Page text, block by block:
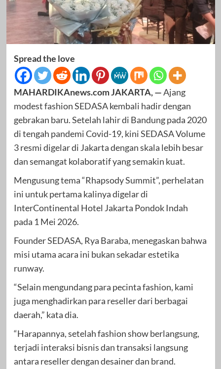
Spread the love
MAHARDIKAnews.com JAKARTA, —Ajang
modest fashion SEDASA kembali hadir dengan
gebrakan baru. Setelah lahir di Bandung pada 2020
di tengah pandemi Covid-19, kini SEDASA Volume
3 resmi digelar di Jakarta dengan skala lebih besar
dan semangat kolaboratif yang semakin kuat.
Mengusung tema “Rhapsody Summit”, perhelatan
ini untuk pertama kalinya digelar di
InterContinental Hotel Jakarta Pondok Indah
pada 1 Mei 2026.
Founder SEDASA, Rya Baraba, menegaskan bahwa
misi utama acara ini bukan sekadar estetika
runway.
“Selain mengundang para pecinta fashion, kami
juga menghadirkan para reseller dari berbagai
daerah,” kata dia.
“Harapannya, setelah fashion show berlangsung,
terjadi interaksi bisnis dan transaksi langsung
antara reseller dengan desainer dan brand.